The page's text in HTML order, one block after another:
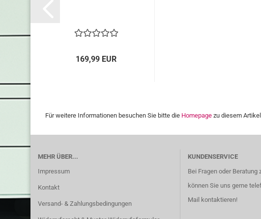
169,99 EUR
Für weitere Informationen besuchen Sie bitte die Homepage zu diesem
MEHR ÜBER...
Impressum
Kontakt
Versand- & Zahlungsbedingungen
KUNDENSERVICE
Bei Fragen oder Beratung
können Sie uns gerne
Mail kontaktieren!